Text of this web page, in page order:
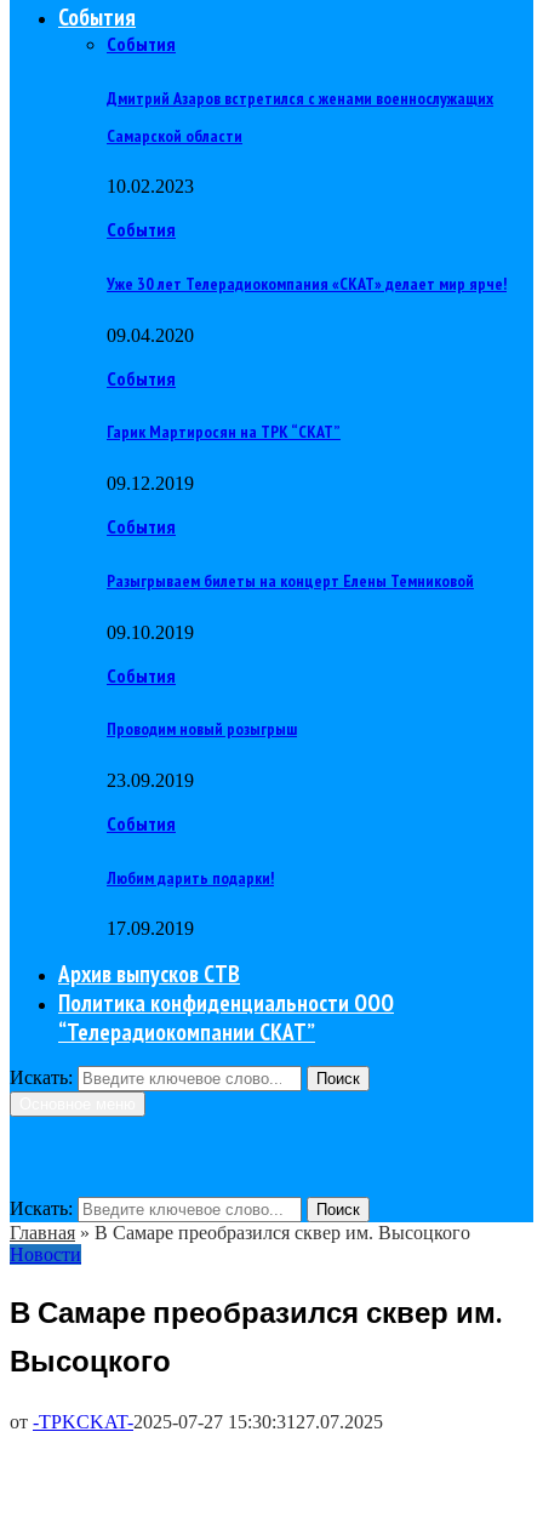
События
События
Дмитрий Азаров встретился с женами военнослужащих
Самарской области
10.02.2023
События
Уже 30 лет Телерадиокомпания «СКАТ» делает мир ярче!
09.04.2020
События
Гарик Мартиросян на ТРК “СКАТ”
09.12.2019
События
Разыгрываем билеты на концерт Елены Темниковой
09.10.2019
События
Проводим новый розыгрыш
23.09.2019
События
Любим дарить подарки!
17.09.2019
Архив выпусков СТВ
Политика конфиденциальности ООО
“Телерадиокомпании СКАТ”
Искать:
Поиск
Искать: Поиск
Главная » В Самаре преобразился сквер им. Высоцкого
Новости
В Самаре преобразился сквер им.
Высоцкого
от -TPKCKAT-2025-07-27 15:30:31 27.07.2025